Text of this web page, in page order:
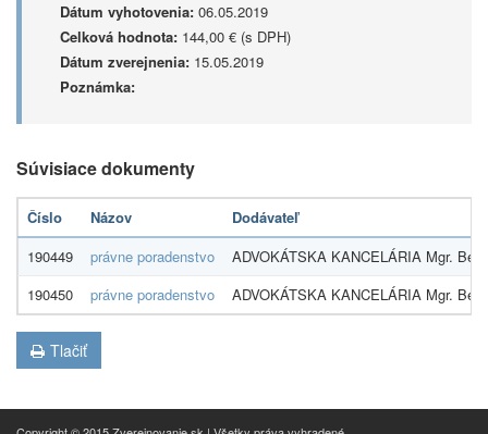
Dátum vyhotovenia: 06.05.2019
Celková hodnota: 144,00 € (s DPH)
Dátum zverejnenia: 15.05.2019
Poznámka:
Súvisiace dokumenty
Číslo Názov
Dodávateľ
190449
právne poradenstvo
ADVOKÁTSKA KANCELÁRIA Mgr.
190450
právne poradenstvo ADVOKÁTSKA KANCELÁRIA Mgr.
Tlačiť